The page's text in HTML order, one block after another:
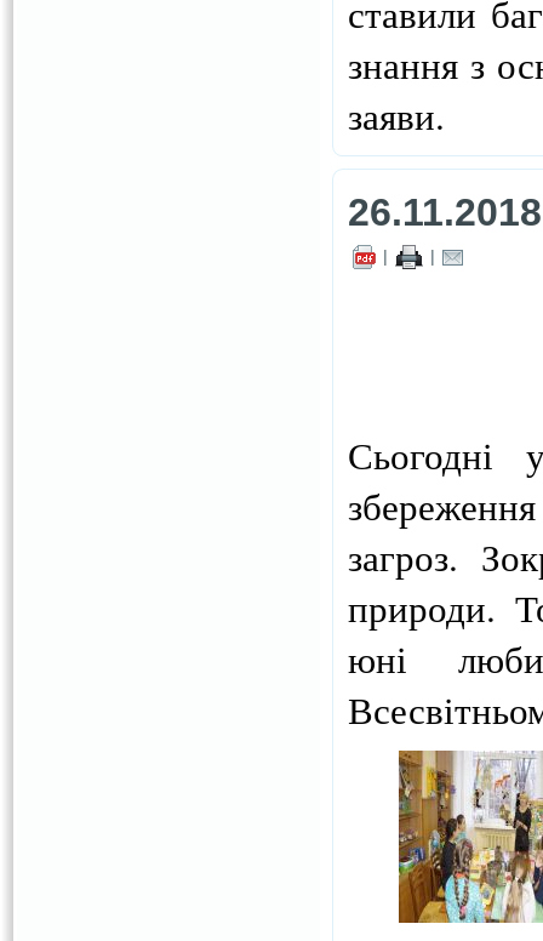
ставили
знання з
заяви.
26.11.2018
| |
Сьогодні
загроз.
природи.
юні